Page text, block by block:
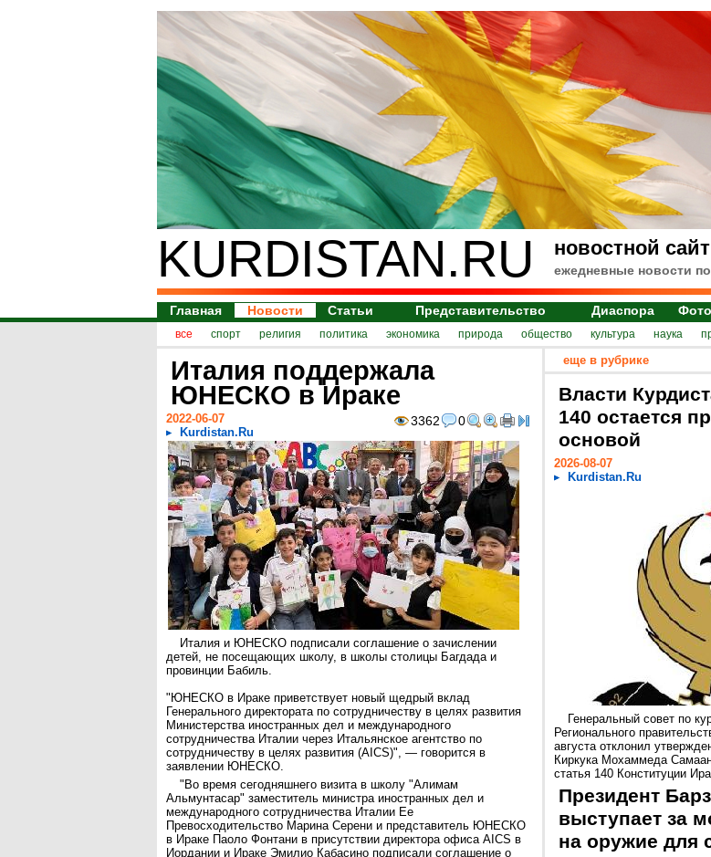
KURDISTAN.RU новостной
ежедневные новости
Главная Новости Статьи Представительство Диаспора Фото
все спорт религия политика экономика природа общество культура наука
Италия поддержала
ЮНЕСКО в Ираке
3362 0
2022-06-07
Kurdistan.Ru
Италия и ЮНЕСКО подписали соглашение о зачислении
детей, не посещающих школу, в школы столицы Багдада и
провинции Бабиль.
"ЮНЕСКО в Ираке приветствует новый щедрый вклад
Генерального директората по сотрудничеству в целях развития
Министерства иностранных дел и международного
сотрудничества Италии через Итальянское агентство по
сотрудничеству в целях развития (AICS)", — говорится в
заявлении ЮНЕСКО.
"Во время сегодняшнего визита в школу "Алимам
Альмунтасар" заместитель министра иностранных дел и
международного сотрудничества Италии Ее
Превосходительство Марина Серени и представитель ЮНЕСКО
в Ираке Паоло Фонтани в присутствии директора офиса AICS в
Иордании и Ираке Эмилио Кабасино подписали соглашение о
еще в рубрике
Власти
140 остается
основой
2026-08-07
Kurdistan.Ru
Генеральный совет по
Регионального
августа отклонил
Киркука Мохаммеда
статья 140 Конституции
Президент
выступает за
на оружие для